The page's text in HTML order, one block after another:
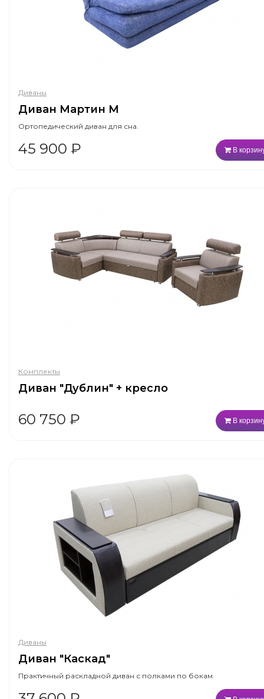
Диваны
Диван Мартин М
Ортопедический диван для сна.
45 900 ₽ В
Комплекты
Диван "Дублин" + кресло
60 750 ₽ В
Диваны
Диван "Каскад"
Практичный раскладной диван с полками по бокам.